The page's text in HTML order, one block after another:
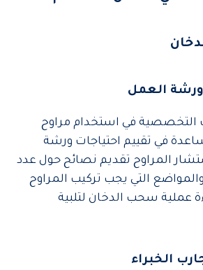
ورشة العمل
التخصصية في استخدام مراوح
في تقييم احتياجات ورشة
المراوح تقديم نصائح حول عدد
التي يجب تركيب المراوح
عملية سحب الدخان لتلبية
الخبراء